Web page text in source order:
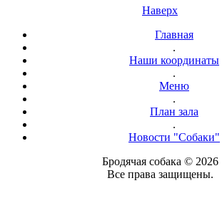
Наверх
Главная
.
Наши координаты
.
Меню
.
План зала
.
Новости "Собаки"
Бродячая собака © 2026
Все права защищены.